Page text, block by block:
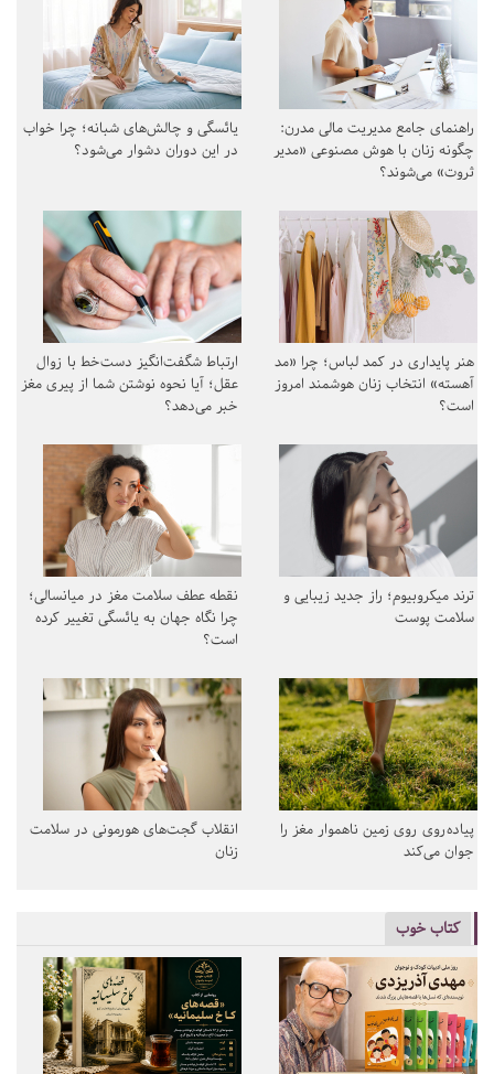
راهنمای جامع مدیریت مالی مدرن:
چگونه زنان با هوش مصنوعی «مدیر
ثروت» می‌شوند؟
یائسگی و چالش‌های شبانه؛ چرا خواب
در این دوران دشوار می‌شود؟
هنر پایداری در کمد لباس؛ چرا «مد
آهسته» انتخاب زنان هوشمند امروز
است؟
ارتباط شگفت‌انگیز دست‌خط با زوال
عقل؛ آیا نحوه نوشتن شما از پیری مغز
خبر می‌دهد؟
ترند میکروبیوم؛ راز جدید زیبایی و
سلامت پوست
نقطه عطف سلامت مغز در میانسالی؛
چرا نگاه جهان به یائسگی تغییر کرده
است؟
پیاده‌روی روی زمین ناهموار مغز را
جوان می‌کند
انقلاب گجت‌های هورمونی در سلامت
زنان
کتاب خوب